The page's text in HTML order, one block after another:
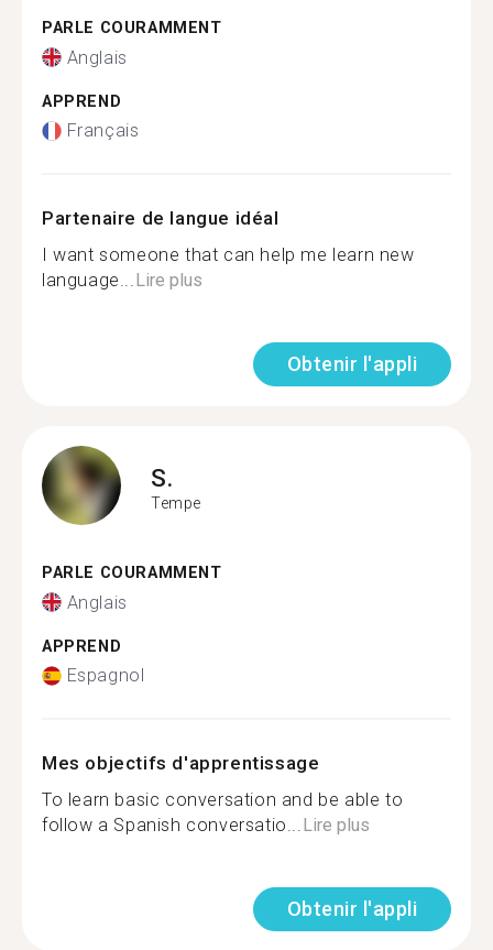
PARLE COURAMMENT
Anglais
APPREND
Français
Partenaire de langue idéal
I want someone that can help me learn new
language...Lire plus
Obtenir l'appli
S.
Tempe
PARLE COURAMMENT
Anglais
APPREND
Espagnol
Mes objectifs d'apprentissage
To learn basic conversation and be able to
follow a Spanish conversatio...Lire plus
Obtenir l'appli